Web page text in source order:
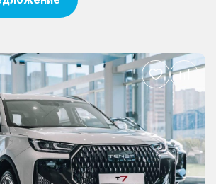
Добавить
в
избранное